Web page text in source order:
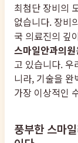
최첨단 장비의
없습니다. 장비
국 의료진의 깊
스마일안과의원
고 있습니다. 우
니라, 기술을 완
가장 이상적인
풍부한 스마